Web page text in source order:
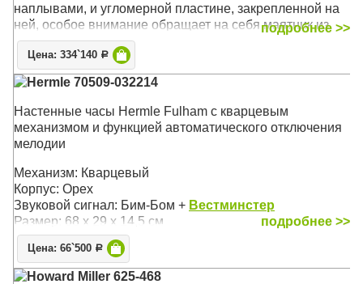
наплывами, и угломерной пластине, закрепленной на
ней, особое внимание обращает на себя маятник из
полированной латуни
Механизм: Механический
Корпус: Хэмптонской Вишни (Hampton Cherry),
Звуковой сигнал: Westminster+ Бим-бом
Размер: 91 х 37 х 17 см
подробнее >>
Цена: 334`140 Р
Hermle 70509-032214
Настенные часы Hermle Fulham с кварцевым
механизмом и функцией автоматического отключения
мелодии
Механизм: Кварцевый
Корпус: Орех
Звуковой сигнал: Бим-Бом + Вестминстер
Размер: 68 х 29 х 14,5 см
подробнее >>
Цена: 66`500 Р
Howard Miller 625-468